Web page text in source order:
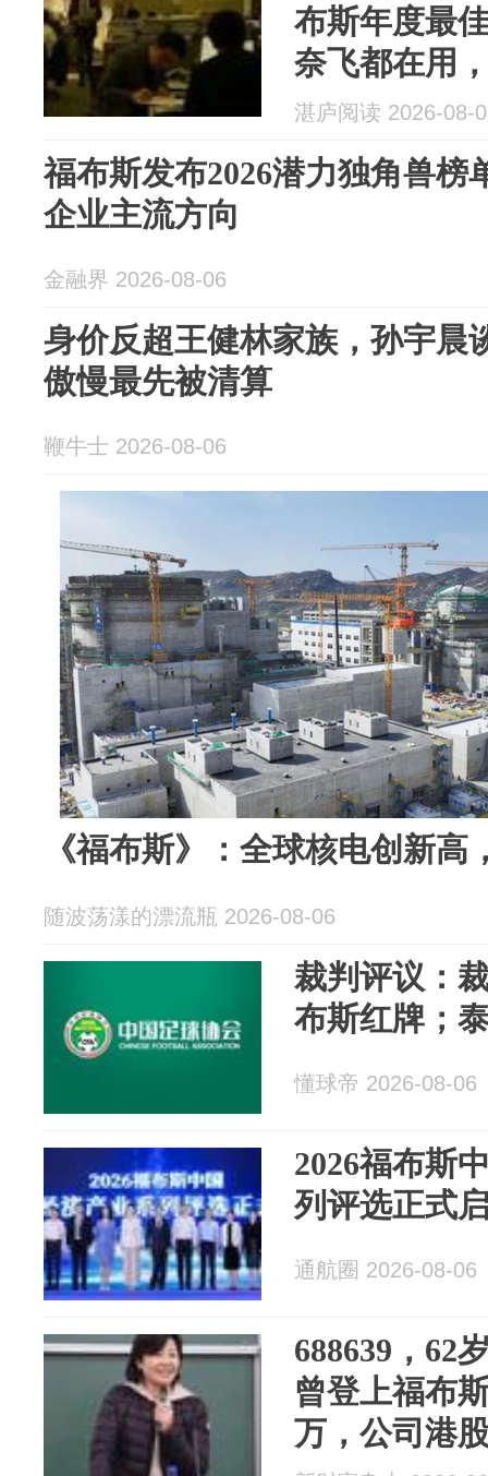
布斯年度最
奈飞都在用
湛庐阅读 2026-08-
福布斯发布2026潜力独角兽榜
企业主流方向
金融界 2026-08-06
身价反超王健林家族，孙宇晨
傲慢最先被清算
鞭牛士 2026-08-06
《福布斯》：全球核电创新
随波荡漾的漂流瓶 2026-08-06
裁判评议：
布斯红牌；
懂球帝 2026-08-06
2026福布斯
列评选正式
通航圈 2026-08-06
688639，62
曾登上福布
万，公司港